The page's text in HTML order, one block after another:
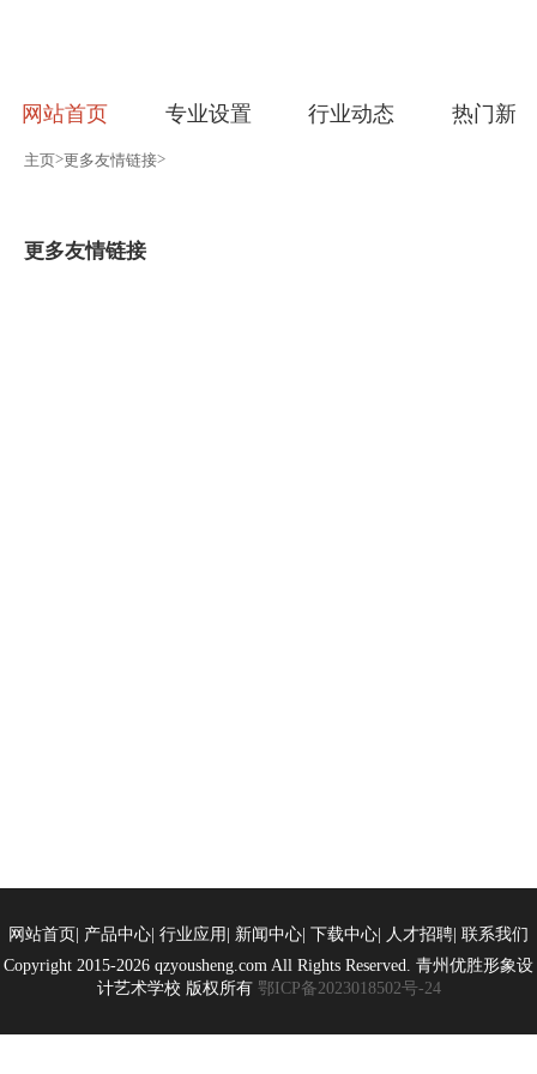
网站首页 专业设置 行业动态 热门新
主页>更多友情链接>
更多友情链接
网站首页| 产品中心| 行业应用| 新闻中心| 下载中心| 人才招聘| 联系我们
Copyright 2015-2026 qzyousheng.com All Rights Reserved. 青州优胜形象设
计艺术学校 版权所有 鄂ICP备2023018502号-24